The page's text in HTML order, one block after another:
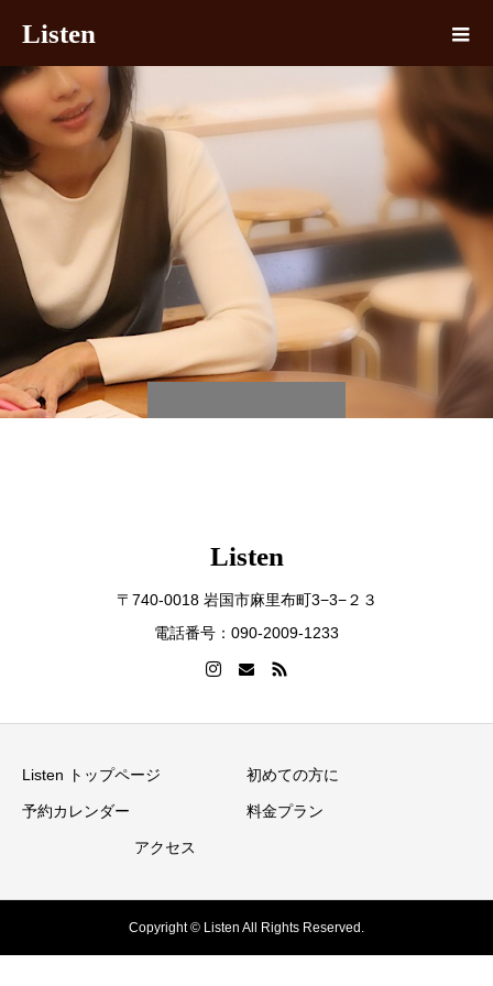
Listen
Listen
〒740-0018 岩国市麻里布町3−3−２３
電話番号：090-2009-1233
Listen トップページ 初めての方に
予約カレンダー 料金プラン
アクセス
Copyright © Listen All Rights Reserved.